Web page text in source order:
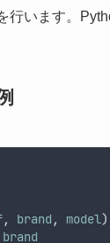
行います。
, brand , model
brand